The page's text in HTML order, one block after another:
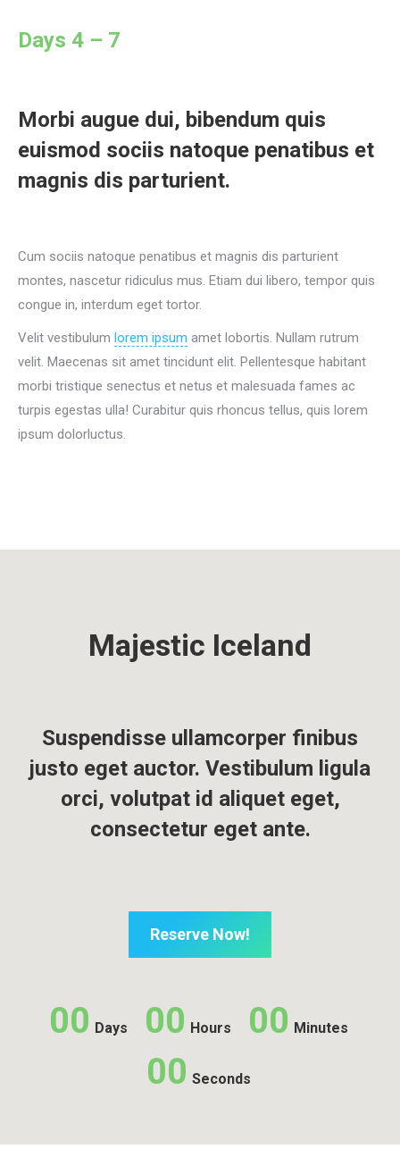
Days 4 – 7
Morbi augue dui, bibendum quis
euismod sociis natoque penatibus et
magnis dis parturient.
Cum sociis natoque penatibus et magnis dis parturient
montes, nascetur ridiculus mus. Etiam dui libero, tempor quis
congue in, interdum eget tortor.
Velit vestibulum lorem ipsum amet lobortis. Nullam rutrum
velit. Maecenas sit amet tincidunt elit. Pellentesque habitant
morbi tristique senectus et netus et malesuada fames ac
turpis egestas ulla! Curabitur quis rhoncus tellus, quis lorem
ipsum dolorluctus.
Majestic Iceland
Suspendisse ullamcorper finibus
justo eget auctor. Vestibulum ligula
orci, volutpat id aliquet eget,
consectetur eget ante.
Reserve Now!
00 Days 00 Hours 00 Minutes
00 Seconds